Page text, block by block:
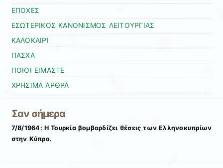
ΕΠΟΧΕΣ
ΕΣΩΤΕΡΙΚΟΣ ΚΑΝΟΝΙΣΜΟΣ ΛΕΙΤΟΥΡΓΙΑΣ
ΚΑΛΟΚΑΙΡΙ
ΠΑΣΧΑ
ΠΟΙΟΙ ΕΙΜΑΣΤΕ
ΧΡΗΣΙΜΑ ΑΡΘΡΑ
Σαν σήμερα
7/8/1964: Η Τουρκία βομβαρδίζει θέσεις των Ελληνοκυπρίων
στην Κύπρο.